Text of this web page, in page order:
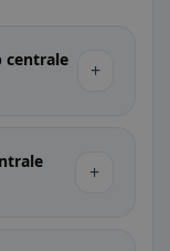
centrale
+
+